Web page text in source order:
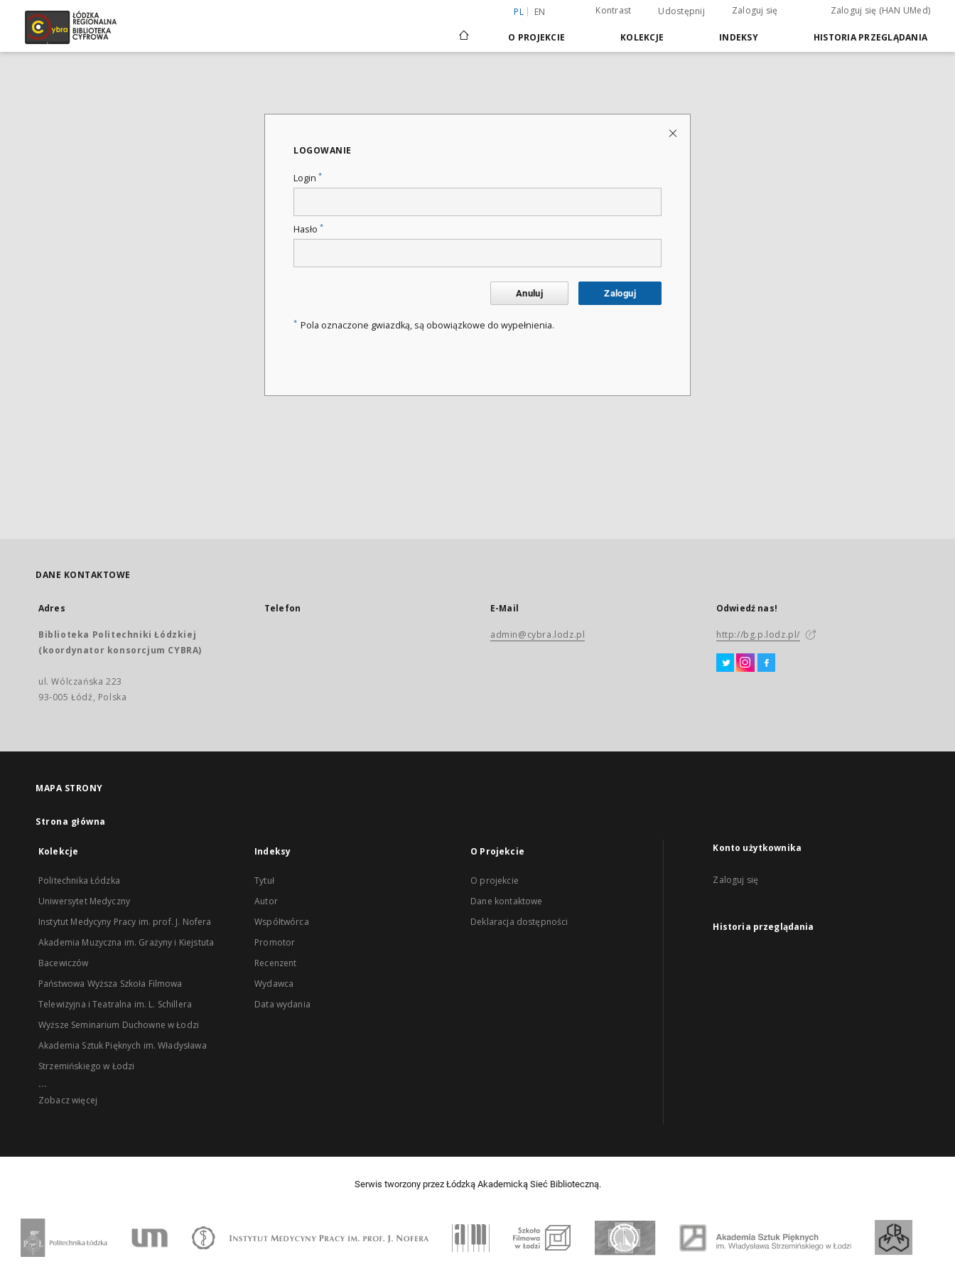
PL EN Kontrast Udostępnij Zaloguj się Zaloguj się (HAN UMed)
O PROJEKCIE KOLEKCJE INDEKSY HISTORIA PRZEGLĄDANIA
LOGOWANIE
Login *
Hasło *
Anuluj Zaloguj
* Pola oznaczone gwiazdką, są obowiązkowe do wypełnienia.
DANE KONTAKTOWE
Adres
Biblioteka Politechniki Łódzkiej
(koordynator konsorcjum CYBRA)
ul. Wólczańska 223
93-005 Łódź, Polska
Telefon E-Mail
admin@cybra.lodz.pl
Odwiedź nas!
http://bg.p.lodz.pl/
MAPA STRONY
Strona główna
Kolekcje
Politechnika Łódzka
Uniwersytet Medyczny
Instytut Medycyny Pracy im. prof. J. Nofera
Akademia Muzyczna im. Grażyny i Kiejstuta
Bacewiczów
Państwowa Wyższa Szkoła Filmowa
Telewizyjna i Teatralna im. L. Schillera
Wyższe Seminarium Duchowne w Łodzi
Akademia Sztuk Pięknych im. Władysława
Strzemińskiego w Łodzi
...
Zobacz więcej
Indeksy
Tytuł
Autor
Współtwórca
Promotor
Recenzent
Wydawca
Data wydania
O Projekcie
O projekcie
Dane kontaktowe
Deklaracja dostępności
Konto użytkownika
Zaloguj się
Historia przeglądania
Serwis tworzony przez Łódzką Akademicką Sieć Biblioteczną.